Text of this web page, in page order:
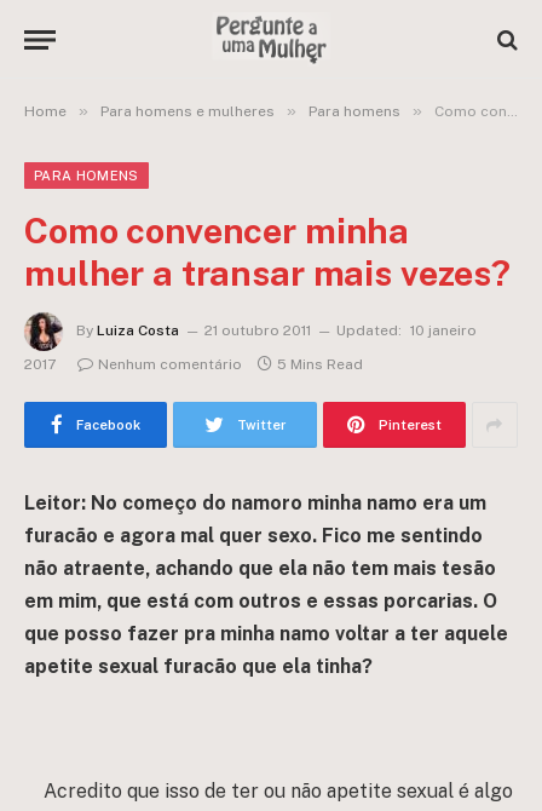
Home » Para homens e mulheres » Para homens » Como convencer minha mulher a transar mais vezes?
PARA HOMENS
Como convencer minha
mulher a transar mais vezes?
By Luiza Costa 21 outubro 2011 Updated: 10 janeiro
2017
Nenhum comentário 5 Mins Read
Facebook Twitter Pinterest
Leitor: No começo do namoro minha namo era um
furacão e agora mal quer sexo. Fico me sentindo
não atraente, achando que ela não tem mais tesão
em mim, que está com outros e essas porcarias. O
que posso fazer pra minha namo voltar a ter aquele
apetite sexual furacão que ela tinha?
Acredito que isso de ter ou não apetite sexual é algo